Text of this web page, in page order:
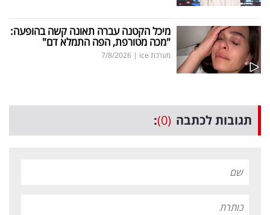
מיכל הקטנה עברה תאונה קשה בהופעה:
"מכה מטורפת, הפה התמלא דם"
מערכת ice |
7/8/2026
תגובות לכתבה (0)
: